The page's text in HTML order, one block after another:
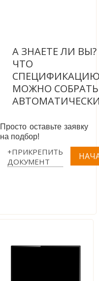
А ЗНАЕТЕ ЛИ ВЫ?
ЧТО
МОЖНО СОБРАТЬ
Просто оставьте заявку
на подбор!
+ПРИКРЕПИТЬ
ДОКУМЕНТ